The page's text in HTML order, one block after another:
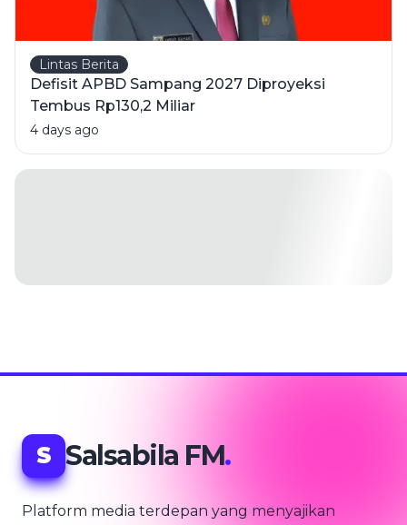
Lintas Berita
Defisit APBD Sampang 2027 Diproyeksi
Tembus Rp130,2 Miliar
4 days ago
S Salsabila FM.
Platform media terdepan yang menyajikan